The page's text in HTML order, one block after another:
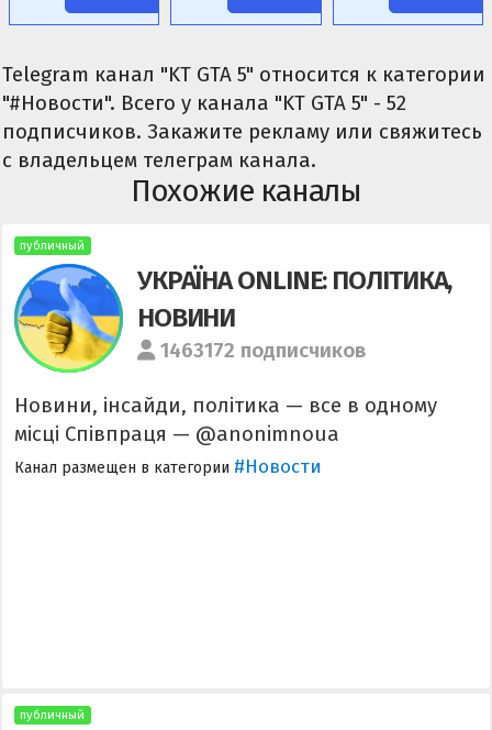
Telegram канал "KT GTA 5" относится к категории
"#Новости". Всего у канала "KT GTA 5" - 52
подписчиков. Закажите рекламу или свяжитесь
с владельцем телеграм канала.
Похожие каналы
публичный
УКРАЇНА ONLINE: ПОЛІТИКА,
НОВИНИ
1463172 подписчиков
Новини, інсайди, політика — все в одному
місці Співпраця — @anonimnoua
Канал размещен в категории #Новости
публичный